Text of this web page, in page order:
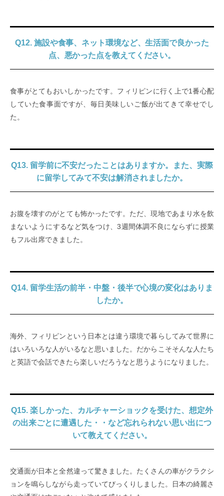
Q12. 施設や食事、ネット環境など、生活面で良かった
点、悪かった点を教えてください。
食事がとてもおいしかったです。フィリピンに行く上で1番心配
していた食事面ですが、毎日美味しいご飯が出てきて幸せでし
た。
Q13. 留学前に不安だったことはありますか。また、実際
に留学してみて不安は解消されましたか。
お腹を壊すのがとても怖かったです。ただ、現地であまり水を飲
まないようにするなど気をつけ、3週間体調不良にならずに授業
もフル出席できました。
Q14. 留学生活の前半・中盤・後半で心境の変化はありま
したか。
海外、フィリピンという日本とは違う環境で暮らしてみて世界に
はいろいろな人がいるなと思いました。だからこそそんな人たち
と英語で会話できたら楽しいだろうなと思うようになりました。
Q15. 楽しかった、カルチャーショックを受けた、想定外
の出来ごとに遭遇した・・など忘れられない思い出につ
いて教えてください。
交通面が日本と全然違って驚きました。たくさんの車がクラクシ
ョンを鳴らしながら走っていてびっくりしました。日本の綺麗さ